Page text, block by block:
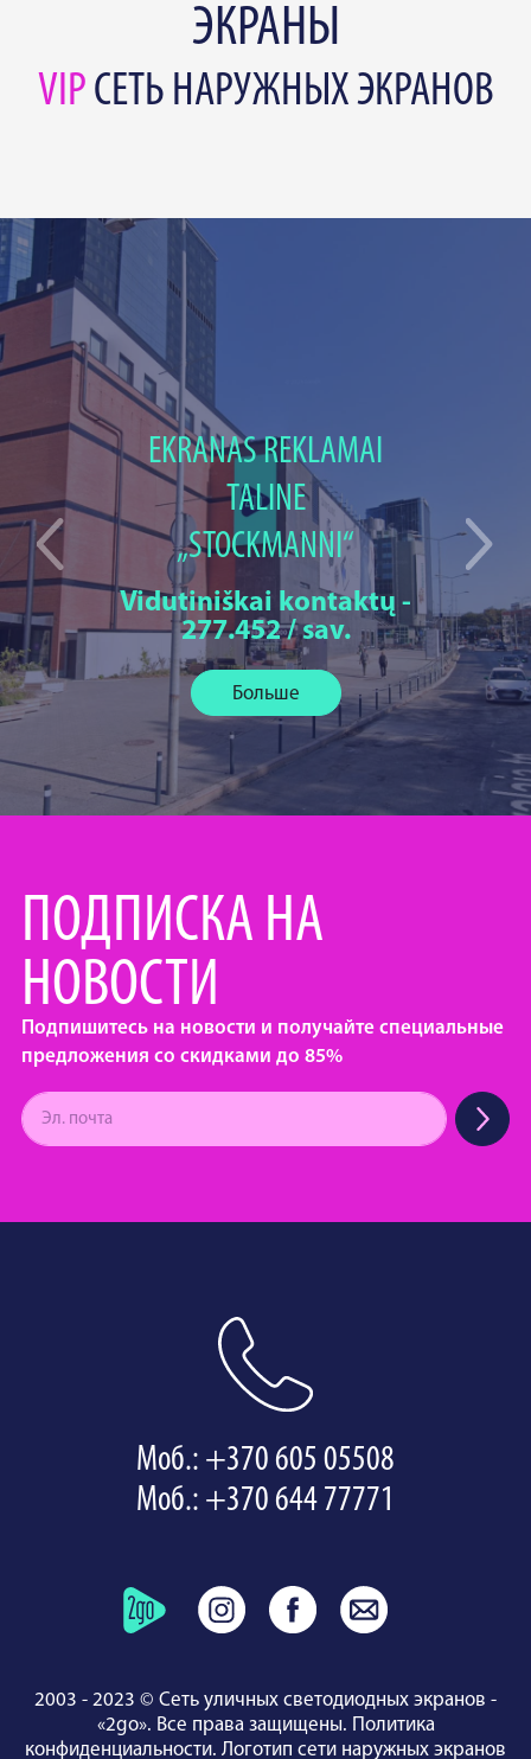
ЭКРАНЫ
VIP СЕТЬ НАРУЖНЫХ ЭКРАНОВ
EKRANAS REKLAMAI
TALINE
„STOCKMANNI“
Vidutiniškai kontaktų -
277.452 / sav.
Больше
ПОДПИСКА НА
НОВОСТИ
Подпишитесь на новости и получайте специальные
предложения со скидками до 85%
Моб.: +370 605 05508
Моб.: +370 644 77771
2003 - 2023 © Сеть уличных светодиодных экранов -
«2go». Все права защищены. Политика
конфиденциальности. Логотип сети наружных экранов